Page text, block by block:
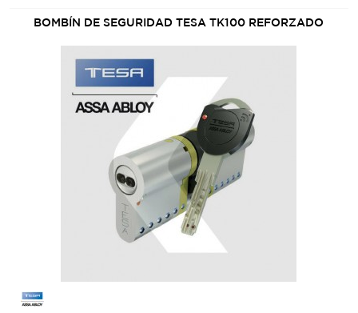
BOMBÍN DE SEGURIDAD TESA TK100 REFORZADO